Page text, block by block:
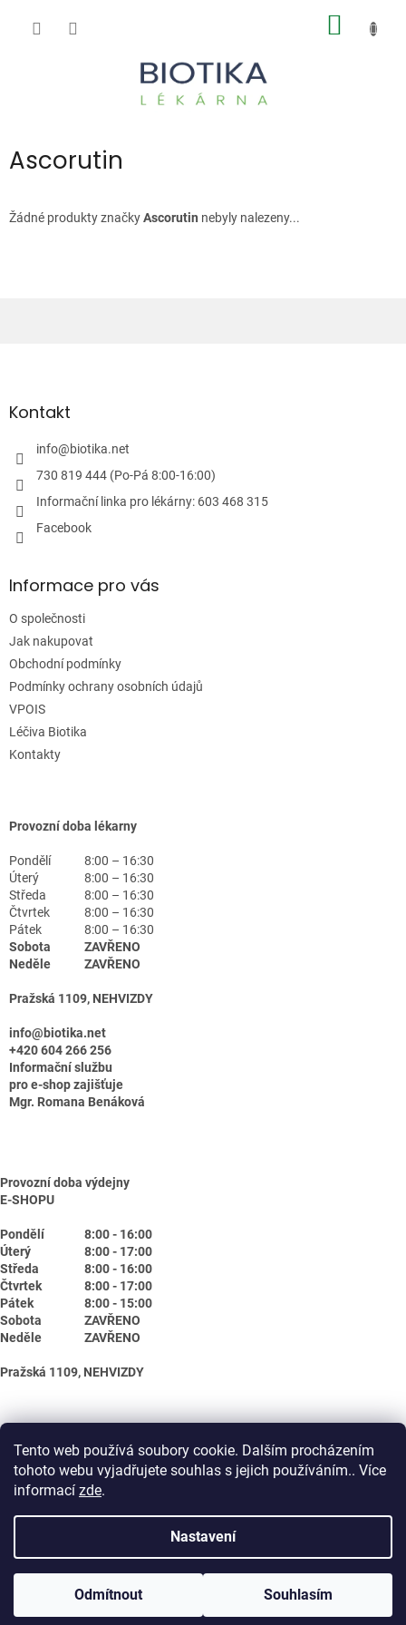
Tento web používá soubory cookie. Dalším procházením
tohoto webu vyjadřujete souhlas s jejich používáním.. Více
informací zde.
Nastavení
Odmítnout Souhlasím
Ascorutin
Žádné produkty značkyAscorutin nebyly nalezeny...
aKontakt
info@biotika.net
730 819 444 (Po-Pá 8:00-16:00)
Informační linka pro lékárny: 603 468 315
Facebook
Informace pro vás
O společnosti
Jak nakupovat
Obchodní podmínky
Podmínky ochrany osobních údajů
VPOIS
Léčiva Biotika
Kontakty
Provozní doba lékarny
Pondělí
8:00 – 16:30
Úterý
8:00 – 16:30
Středa
8:00 – 16:30
Čtvrtek
8:00 – 16:30
Pátek
8:00 – 16:30
Sobota
ZAVŘENO
Neděle
ZAVŘENO
Pražská 1109, NEHVIZDY
info@biotika.net
+420 604 266 256
Informační službu
pro e-shop zajišťuje
Mgr. Romana Benáková
Provozní doba výdejny
E-SHOPU
Pondělí
8:00 - 16:00
Úterý
8:00 - 17:00
Středa
8:00 - 16:00
Čtvrtek
8:00 - 17:00
Pátek
8:00 - 15:00
Sobota
ZAVŘENO
Neděle
ZAVŘENO
Pražská 1109, NEHVIZDY
Vytvořil Shoptet
Copyright 2026Biotika.net . Všechna práva vyhrazena.